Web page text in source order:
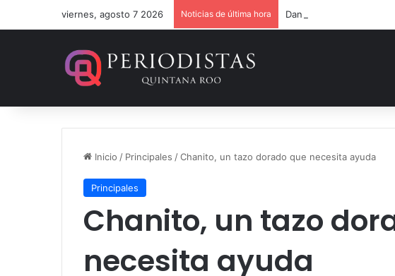
viernes, agosto 7 2026 Noticias de última hora Dan 36 años de prisión
Inicio / Principales /Chanito, un tazo dorado que necesita ayuda
Principales
Chanito, un tazo
necesita ayuda